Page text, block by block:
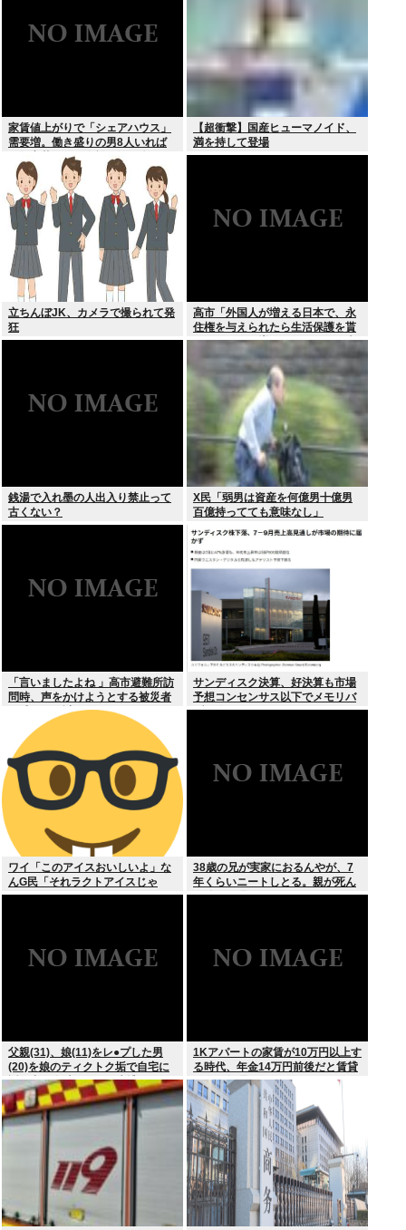
家賃値上がりで「シェアハウス」
需要増。働き盛りの男8人いれば
一軒家暮らしも余裕で毎日楽しい
【超衝撃】国産ヒューマノイド、
満を持して登場
立ちんぼJK、カメラで撮られて発
狂
高市「外国人が増える日本で、永
住権を与えられたら生活保護を貰
うなんて人が増えては困る。日本
人以上の水準の人のみ許可しま
す」
銭湯で入れ墨の人出入り禁止って
古くない？
X民「弱男は資産を何億男十億男
百億持ってても意味なし」
「言いましたよね 」高市避難所訪
問時、声をかけようとする被災者
を威圧する謎のハゲガードマンが
サンディスク決算、好決算も市場
予想コンセンサス以下でメモリバ
ブル終了へ
ワイ「このアイスおいしいよ」な
んG民「それラクトアイスじゃ
ん」
38歳の兄が実家におるんやが、7
年くらいニートしとる。親が死ん
だ後の処理どうしよう
父親(31)、娘(11)をレ●プした男
(20)を娘のティクトク垢で自宅に
誘い出し自助 2人とも逮捕
1Kアパートの家賃が10万円以上す
る時代、年金14万円前後だと賃貸
の人は無理じゃね？